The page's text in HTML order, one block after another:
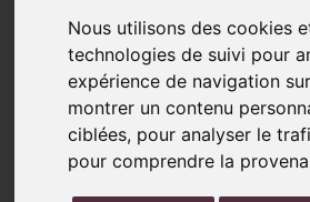
Nous utilisons des cookies
technologies de suivi pour
expérience de navigation
montrer un contenu
ciblées, pour analyser le
pour comprendre la
Accueil
Foulard Coton Bio Medicis
RUPTURE DE STOCK